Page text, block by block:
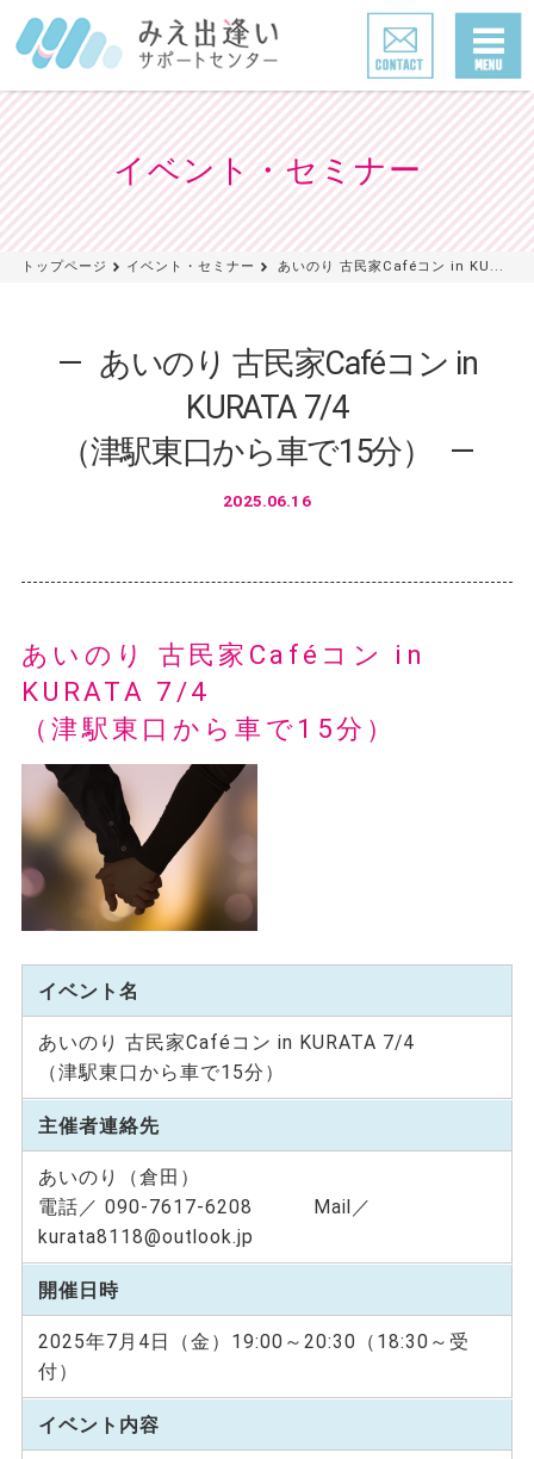
イベント・セミナー
トップページ イベント・セミナー あいのり 古民家Caféコン in KU...
あいのり 古民家Caféコン in
KURATA 7/4
（津駅東口から車で15分）
2025.06.16
あいのり 古民家Caféコン in
KURATA 7/4
（津駅東口から車で15分）
イベント名
あいのり 古民家Caféコン in KURATA 7/4
（津駅東口から車で15分）
主催者連絡先
あいのり（倉田）
電話／ 090-7617-6208 Mail／
kurata8118@outlook.jp
開催日時
2025年7月4日（金）19:00～20:30（18:30～受
付）
イベント内容